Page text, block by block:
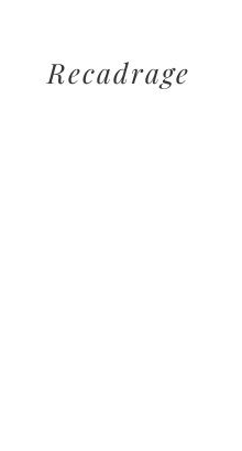
Recadrage